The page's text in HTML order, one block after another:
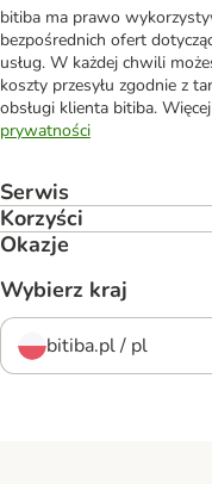
bitiba ma prawo
bezpośrednich ofert
usług. W każdej chwili
koszty przesyłu zgodnie z
obsługi klienta bitiba.
prywatności
Serwis
Korzyści
Okazje
Wybierz kraj
bitiba.pl / pl